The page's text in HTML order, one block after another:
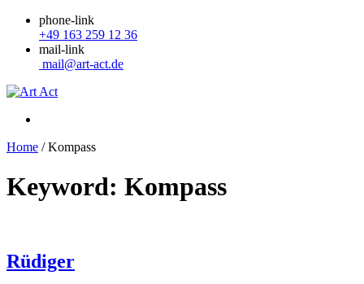
phone-link
+49 163 259 12 36
mail-link
mail@art-act.de
Home /Kompass
Keyword: Kompass
Rüdiger